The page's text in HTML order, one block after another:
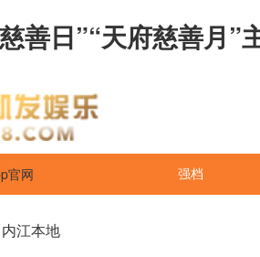
善日”“天府慈善月
官网 强档
内江本地